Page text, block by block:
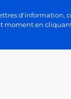
moment en